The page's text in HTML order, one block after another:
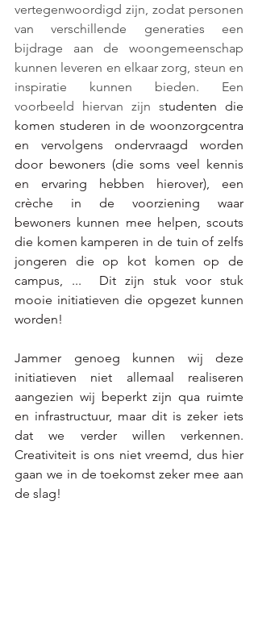
vertegenwoordigd zijn, zodat personen
van verschillende generaties een
bijdrage aan de woongemeenschap
kunnen leveren en elkaar zorg, steun en
inspiratie kunnen bieden. Een
voorbeeld hiervan zijn studenten die
komen studeren in de woonzorgcentra
en vervolgens ondervraagd worden
door bewoners (die soms veel kennis
en ervaring hebben hierover), een
crèche in de voorziening waar
bewoners kunnen mee helpen, scouts
die komen kamperen in de tuin of zelfs
jongeren die op kot komen op de
campus, ...  Dit zijn stuk voor stuk
mooie initiatieven die opgezet kunnen
worden!
Jammer genoeg kunnen wij deze
initiatieven niet allemaal realiseren
aangezien wij beperkt zijn qua ruimte
en infrastructuur, maar dit is zeker iets
dat we verder willen verkennen.
Creativiteit is ons niet vreemd, dus hier
gaan we in de toekomst zeker mee aan
de slag!